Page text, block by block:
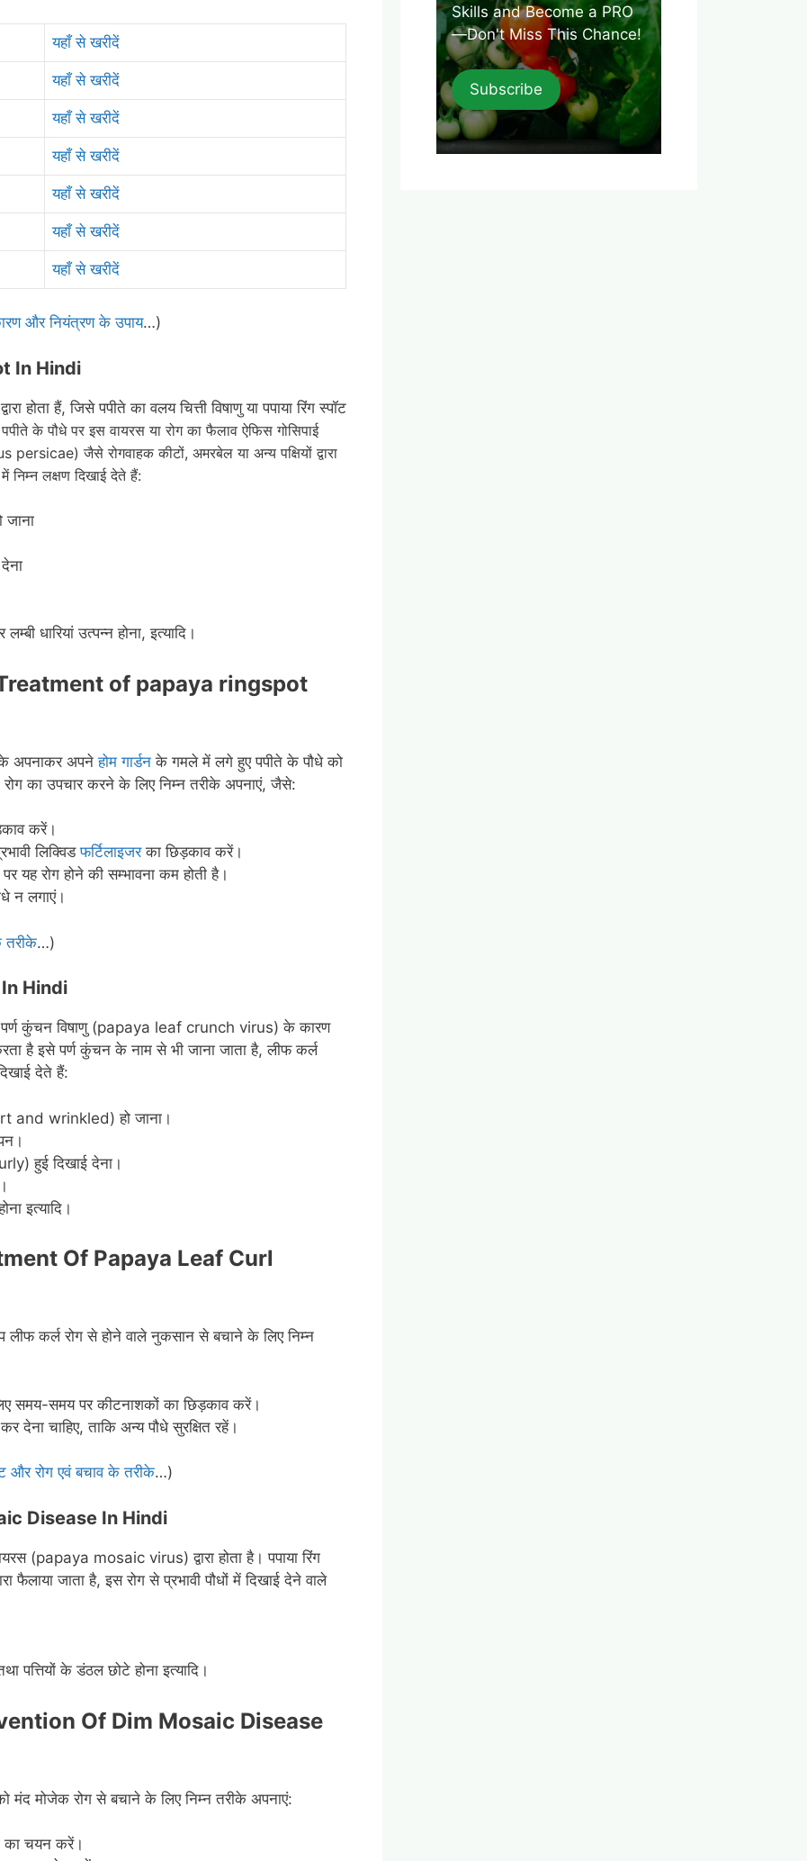
यहाँ से खरीदें
यहाँ से खरीदें
यहाँ से खरीदें
यहाँ से खरीदें
यहाँ से खरीदें
यहाँ से खरीदें
यहाँ से खरीदें
और नियंत्रण के उपाय…)
In Hindi
होता हैं, जिसे पपीते का वलय चित्ती विषाणु या पपाया रिंग स्पॉट
के पौधे पर इस वायरस या रोग का फैलाव ऐफिस गोसिपाई
जैसे रोगवाहक कीटों, अमरबेल या अन्य पक्षियों द्वारा
निम्न लक्षण दिखाई देते हैं:
जाना
धारियां उत्पन्न होना, इत्यादि।
of papaya ringspot
अपनाकर अपनेहोम गार्डन के गमले में लगे हुए पपीते के पौधे को
रोग का उपचार करने के लिए निम्न तरीके अपनाएं, जैसे:
करें।
लिक्विडफर्टिलाइजरका छिड़काव करें।
यह रोग होने की सम्भावना कम होती है।
न लगाएं।
तरीके…)
Hindi
पर्ण कुंचन विषाणु (papaya leaf crunch virus) के कारण
है इसे पर्ण कुंचन के नाम से भी जाना जाता है, लीफ कर्ल
देते हैं:
and wrinkled) हो जाना।
हुई दिखाई देना।
इत्यादि।
Of Papaya Leaf Curl
लीफ कर्ल रोग से होने वाले नुकसान से बचाने के लिए निम्न
समय-समय पर कीटनाशकों का छिड़काव करें।
देना चाहिए, ताकि अन्य पौधे सुरक्षित रहें।
और रोग एवं बचाव के तरीके…)
Disease In Hindi
(papaya mosaic virus) द्वारा होता है। पपाया रिंग
फैलाया जाता है, इस रोग से प्रभावी पौधों में दिखाई देने वाले
पत्तियों के डंठल छोटे होना इत्यादि।
Of Dim Mosaic Disease
मंद मोजेक रोग से बचाने के लिए निम्न तरीके अपनाएं:
का चयन करें।
Skills and Become a PRO
—Don't Miss This Chance!
Subscribe